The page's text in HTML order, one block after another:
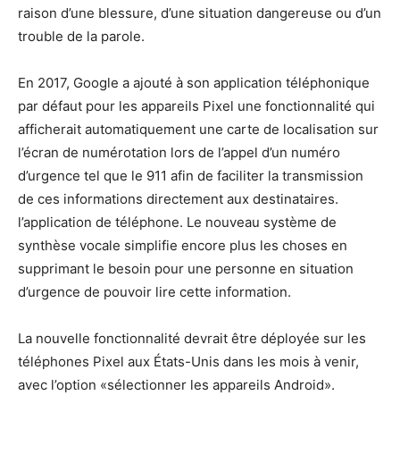
raison d’une blessure, d’une situation dangereuse ou d’un
trouble de la parole.
En 2017, Google a ajouté à son application téléphonique
par défaut pour les appareils Pixel une fonctionnalité qui
afficherait automatiquement une carte de localisation sur
l’écran de numérotation lors de l’appel d’un numéro
d’urgence tel que le 911 afin de faciliter la transmission
de ces informations directement aux destinataires.
l’application de téléphone. Le nouveau système de
synthèse vocale simplifie encore plus les choses en
supprimant le besoin pour une personne en situation
d’urgence de pouvoir lire cette information.
La nouvelle fonctionnalité devrait être déployée sur les
téléphones Pixel aux États-Unis dans les mois à venir,
avec l’option «sélectionner les appareils Android».